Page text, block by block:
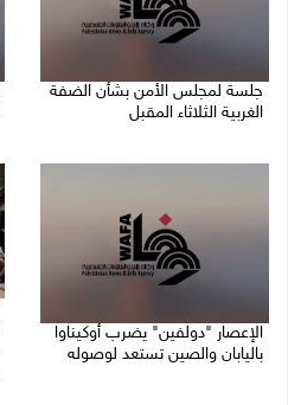
جلسة لمجلس الأمن بشأن الضفة
الغربية الثلاثاء المقبل
الإعصار "دولفين" يضرب أوكيناوا
باليابان والصين تستعد لوصوله